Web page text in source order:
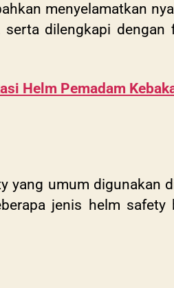
menyelamatkan
serta dilengkapi
Helm Pemadam
yang umum digunakan
jenis helm